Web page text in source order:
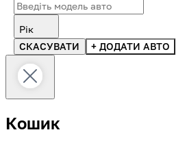
Рік
СКАСУВАТИ
+ ДОДАТИ АВТО
Кошик